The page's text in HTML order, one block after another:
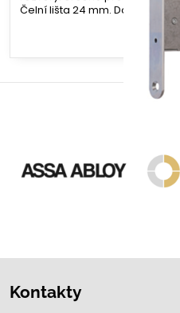
Čelní lišta 24 mm. Dorn 40
Kontakty